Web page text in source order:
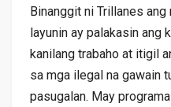
Binanggit ni Trillanes
layunin ay palakasin ang
kanilang trabaho at itigil
sa mga ilegal na gawain
pasugalan. May